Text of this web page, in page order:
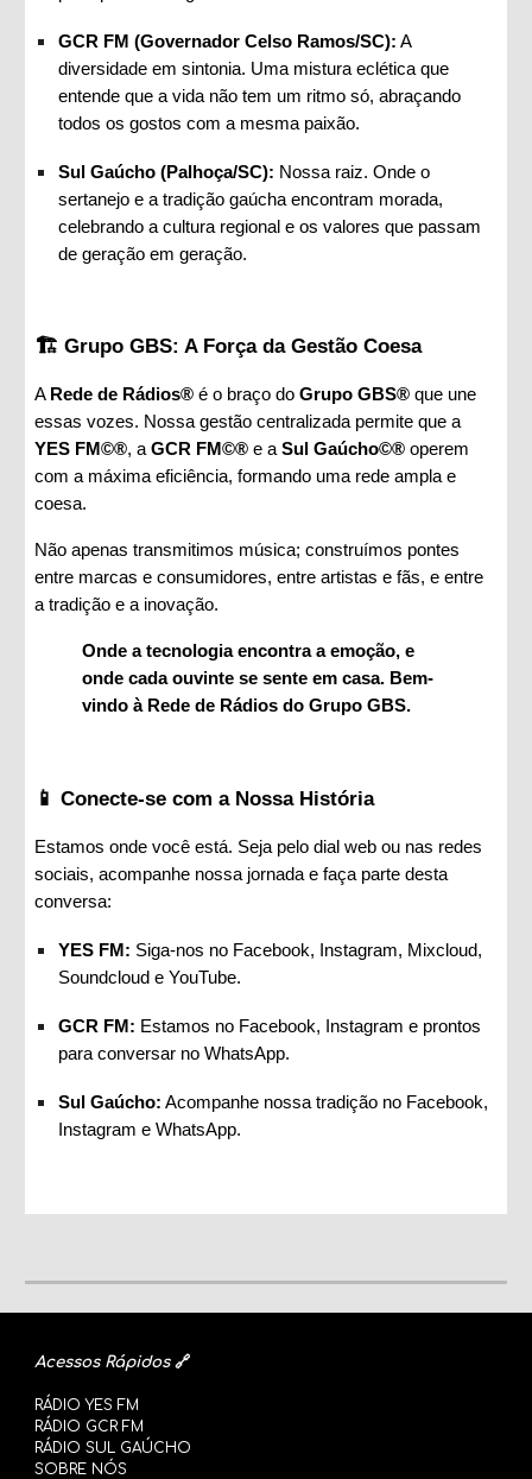
GCR FM (Governador Celso Ramos/SC): A
diversidade em sintonia. Uma mistura eclética que
entende que a vida não tem um ritmo só, abraçando
todos os gostos com a mesma paixão.
Sul Gaúcho (Palhoça/SC): Nossa raiz. Onde o
sertanejo e a tradição gaúcha encontram morada,
celebrando a cultura regional e os valores que passam
de geração em geração.
🏗️ Grupo GBS: A Força da Gestão Coesa
A Rede de Rádios® é o braço doGrupo GBS® que une
essas vozes. Nossa gestão centralizada permite que a
YES FM©®, aGCR FM©® e aSul Gaúcho©® operem
com a máxima eficiência, formando uma rede ampla e
coesa.
Não apenas transmitimos música; construímos pontes
entre marcas e consumidores, entre artistas e fãs, e entre
a tradição e a inovação.
Onde a tecnologia encontra a emoção, e
onde cada ouvinte se sente em casa. Bem-
vindo à Rede de Rádios do Grupo GBS.
📱 Conecte-se com a Nossa História
Estamos onde você está. Seja pelo dial web ou nas redes
sociais, acompanhe nossa jornada e faça parte desta
conversa:
YES FM: Siga-nos no Facebook, Instagram, Mixcloud,
Soundcloud e YouTube.
GCR FM: Estamos no Facebook, Instagram e prontos
para conversar no WhatsApp.
Sul Gaúcho: Acompanhe nossa tradição no Facebook,
Instagram e WhatsApp.
Acessos Rápidos🔗
RÁDIO YES FM
RÁDIO GCR FM
RÁDIO SUL GAÚCHO
SOBRE NÓS